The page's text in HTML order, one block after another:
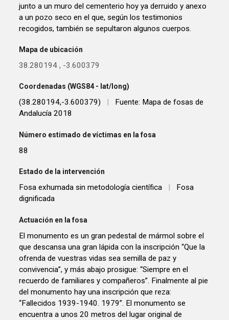
junto a un muro del cementerio hoy ya derruido y anexo
a un pozo seco en el que, según los testimonios
recogidos, también se sepultaron algunos cuerpos.
Mapa de ubicación
38.280194 , -3.600379
Coordenadas (WGS84 - lat/long)
(38.280194,-3.600379)
Fuente: Mapa de fosas de
Andalucía 2018
Número estimado de víctimas en la fosa
88
Estado de la intervención
Fosa exhumada sin metodología científica |
Fosa
dignificada
Actuación en la fosa
El monumento es un gran pedestal de mármol sobre el
que descansa una gran lápida con la inscripción “Que la
ofrenda de vuestras vidas sea semilla de paz y
convivencia”, y más abajo prosigue: “Siempre en el
recuerdo de familiares y compañeros”. Finalmente al pie
del monumento hay una inscripción que reza:
“Fallecidos 1939-1940. 1979”. El monumento se
encuentra a unos 20 metros del lugar original de